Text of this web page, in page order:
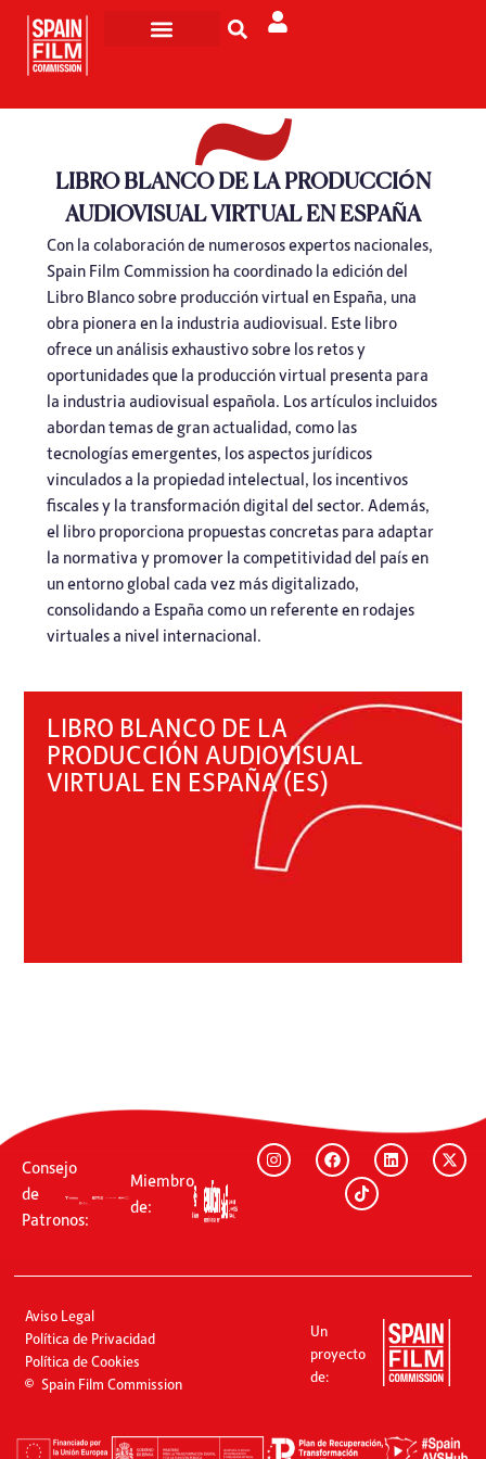
LIBRO BLANCO DE LA PRODUCCIÓN
AUDIOVISUAL VIRTUAL EN ESPAÑA
Con la colaboración de numerosos expertos nacionales,
Spain Film Commission ha coordinado la edición del
Libro Blanco sobre producción virtual en España, una
obra pionera en la industria audiovisual. Este libro
ofrece un análisis exhaustivo sobre los retos y
oportunidades que la producción virtual presenta para
la industria audiovisual española. Los artículos incluidos
abordan temas de gran actualidad, como las
tecnologías emergentes, los aspectos jurídicos
vinculados a la propiedad intelectual, los incentivos
fiscales y la transformación digital del sector. Además,
el libro proporciona propuestas concretas para adaptar
la normativa y promover la competitividad del país en
un entorno global cada vez más digitalizado,
consolidando a España como un referente en rodajes
virtuales a nivel internacional.
LIBRO BLANCO DE LA
PRODUCCIÓN AUDIOVISUAL
VIRTUAL EN ESPAÑA (ES)
Consejo
de
Patronos:
Miembro
de:
Aviso Legal
Política de Privacidad
Política de Cookies
Spain Film Commission
Un
proyecto
de: